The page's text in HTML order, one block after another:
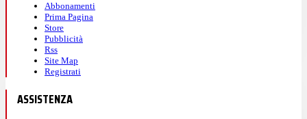
Abbonamenti
Prima Pagina
Store
Pubblicità
Rss
Site Map
Registrati
ASSISTENZA